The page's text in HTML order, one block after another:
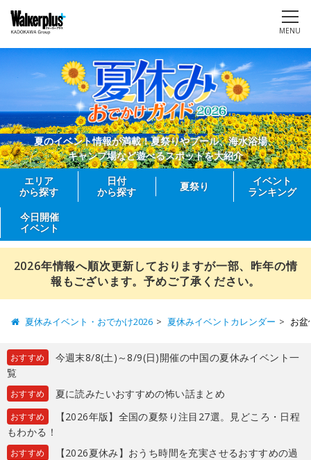
MENU
夏のイベント情報が満載！夏祭りやプール、海水浴場、
キャンプ場など遊べるスポットを大紹介
エリア
から探す
日付
から探す
夏祭り
イベント
ランキング
今日開催
イベント
2026年情報へ順次更新しておりますが一部、昨年の情
報もございます。予めご了承ください。
夏休みイベント・おでかけ2026 夏休みイベントカレンダー お盆
おすすめ
今週末8/8(土)～8/9(日)開催の中国の夏休みイベント一
覧
おすすめ 夏に読みたいおすすめの怖い話まとめ
おすすめ
【2026年版】全国の夏祭り注目27選。見どころ・日程
もわかる！
おすすめ
【2026夏休み】おうち時間を充実させるおすすめの過